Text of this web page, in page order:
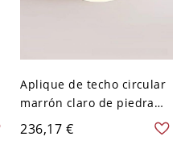
Aplique de techo circular
marrón claro de piedra
con 1 luz, luminaria LED,
montaje superficial para
236,17 €